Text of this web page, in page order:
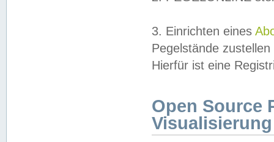
3. Einrichten eines
Pegelstände
Hierfür ist eine
Open Source
Visualisierung